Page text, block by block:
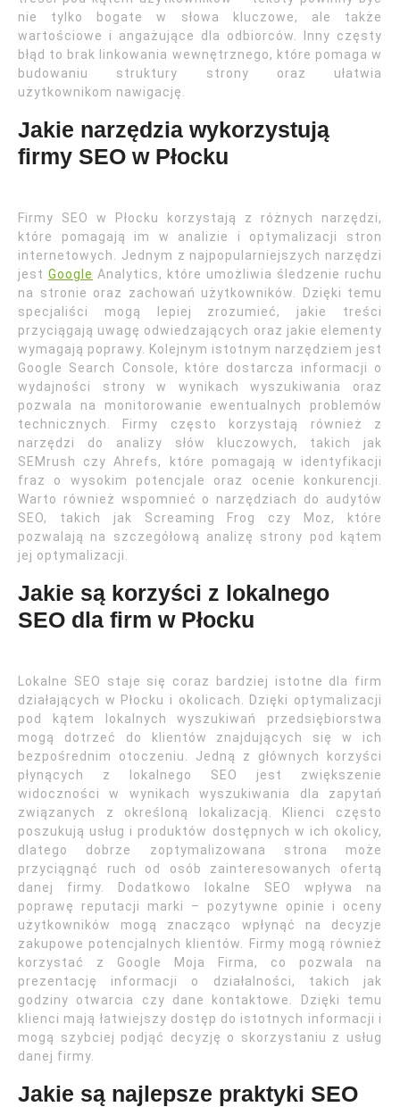
nie tylko bogate w słowa kluczowe, ale także
wartościowe i angażujące dla odbiorców. Inny częsty
błąd to brak linkowania wewnętrznego, które pomaga w
budowaniu struktury strony oraz ułatwia
użytkownikom nawigację.
Jakie narzędzia wykorzystują
firmy SEO w Płocku
Firmy SEO w Płocku korzystają z różnych narzędzi,
które pomagają im w analizie i optymalizacji stron
internetowych. Jednym z najpopularniejszych narzędzi
jest Google Analytics, które umożliwia śledzenie ruchu
na stronie oraz zachowań użytkowników. Dzięki temu
specjaliści mogą lepiej zrozumieć, jakie treści
przyciągają uwagę odwiedzających oraz jakie elementy
wymagają poprawy. Kolejnym istotnym narzędziem jest
Google Search Console, które dostarcza informacji o
wydajności strony w wynikach wyszukiwania oraz
pozwala na monitorowanie ewentualnych problemów
technicznych. Firmy często korzystają również z
narzędzi do analizy słów kluczowych, takich jak
SEMrush czy Ahrefs, które pomagają w identyfikacji
fraz o wysokim potencjale oraz ocenie konkurencji.
Warto również wspomnieć o narzędziach do audytów
SEO, takich jak Screaming Frog czy Moz, które
pozwalają na szczegółową analizę strony pod kątem
jej optymalizacji.
Jakie są korzyści z lokalnego
SEO dla firm w Płocku
Lokalne SEO staje się coraz bardziej istotne dla firm
działających w Płocku i okolicach. Dzięki optymalizacji
pod kątem lokalnych wyszukiwań przedsiębiorstwa
mogą dotrzeć do klientów znajdujących się w ich
bezpośrednim otoczeniu. Jedną z głównych korzyści
płynących z lokalnego SEO jest zwiększenie
widoczności w wynikach wyszukiwania dla zapytań
związanych z określoną lokalizacją. Klienci często
poszukują usług i produktów dostępnych w ich okolicy,
dlatego dobrze zoptymalizowana strona może
przyciągnąć ruch od osób zainteresowanych ofertą
danej firmy. Dodatkowo lokalne SEO wpływa na
poprawę reputacji marki – pozytywne opinie i oceny
użytkowników mogą znacząco wpłynąć na decyzje
zakupowe potencjalnych klientów. Firmy mogą również
korzystać z Google Moja Firma, co pozwala na
prezentację informacji o działalności, takich jak
godziny otwarcia czy dane kontaktowe. Dzięki temu
klienci mają łatwiejszy dostęp do istotnych informacji i
mogą szybciej podjąć decyzję o skorzystaniu z usług
danej firmy.
Jakie są najlepsze praktyki SEO